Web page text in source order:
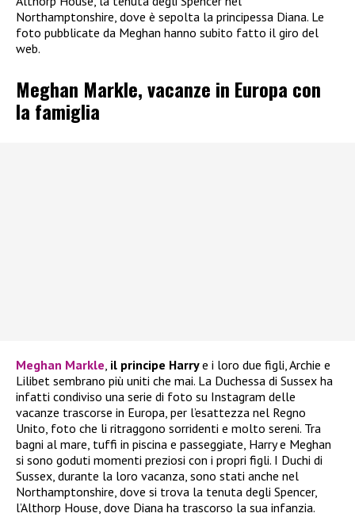
Northamptonshire, dove è sepolta la principessa Diana. Le
foto pubblicate da Meghan hanno subito fatto il giro del
web.
Meghan Markle, vacanze in Europa con
la famiglia
Meghan Markle, il principe Harrye i loro due figli, Archie e
Lilibet sembrano più uniti che mai. La Duchessa di Sussex ha
infatti condiviso una serie di foto su Instagram delle
vacanze trascorse in Europa, per l’esattezza nel Regno
Unito, foto che li ritraggono sorridenti e molto sereni. Tra
bagni al mare, tuffi in piscina e passeggiate, Harry e Meghan
si sono goduti momenti preziosi con i propri figli. I Duchi di
Sussex, durante la loro vacanza, sono stati anche nel
Northamptonshire, dove si trova la tenuta degli Spencer,
l’Althorp House, dove Diana ha trascorso la sua infanzia.